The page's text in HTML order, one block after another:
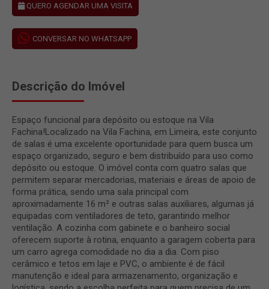
QUERO AGENDAR UMA VISITA
CONVERSAR NO WHATSAPP
Descrição do Imóvel
Espaço funcional para depósito ou estoque na Vila
Fachina!Localizado na Vila Fachina, em Limeira, este conjunto
de salas é uma excelente oportunidade para quem busca um
espaço organizado, seguro e bem distribuído para uso como
depósito ou estoque. O imóvel conta com quatro salas que
permitem separar mercadorias, materiais e áreas de apoio de
forma prática, sendo uma sala principal com
aproximadamente 16 m² e outras salas auxiliares, algumas já
equipadas com ventiladores de teto, garantindo melhor
ventilação. A cozinha com gabinete e o banheiro social
oferecem suporte à rotina, enquanto a garagem coberta para
um carro agrega comodidade no dia a dia. Com piso
cerâmico e tetos em laje e PVC, o ambiente é de fácil
manutenção e ideal para armazenamento, organização e